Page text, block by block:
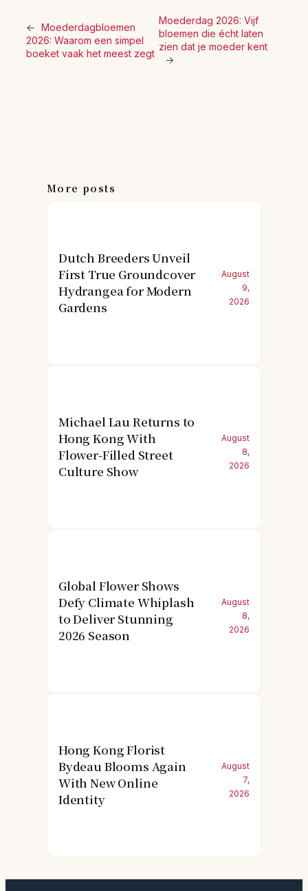
← Moederdagbloemen
2026: Waarom een simpel
boeket vaak het meest zegt
Moederdag 2026: Vijf
bloemen die écht laten
zien dat je moeder kent
→
More posts
Dutch Breeders Unveil
First True Groundcover
Hydrangea for Modern
Gardens
August
9,
2026
Michael Lau Returns to
Hong Kong With
Flower-Filled Street
Culture Show
August
8,
2026
Global Flower Shows
Defy Climate Whiplash
to Deliver Stunning
2026 Season
August
8,
2026
Hong Kong Florist
Bydeau Blooms Again
With New Online
Identity
August
7,
2026